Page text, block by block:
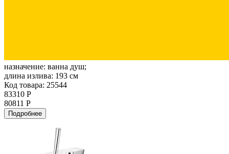
назначение: ванна душ;
длина излива: 193 см
Код товара: 25544
83310 Р
80811 Р
Подробнее